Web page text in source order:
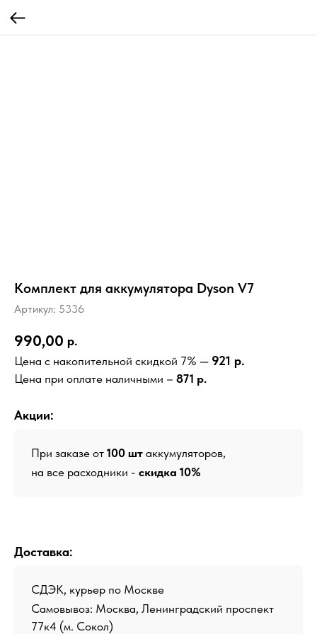
Комплект для аккумулятора Dyson V7
Артикул: 5336
990,00 р.
Цена с накопительной скидкой 7% — 921 р.
Цена при оплате наличными – 871 р.
Акции:
При заказе от 100 шт аккумуляторов,
на все расходники - скидка 10%
Доставка:
СДЭК, курьер по Москве
Самовывоз: Москва, Ленинградский проспект
77к4 (м. Сокол)